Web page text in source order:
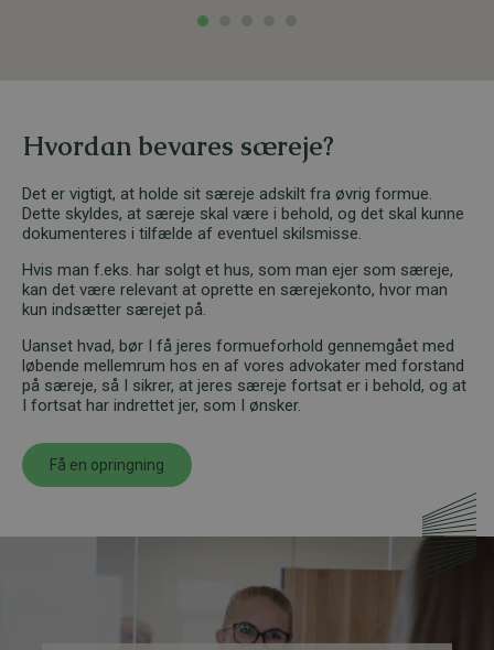
Hvordan bevares særeje?
Det er vigtigt, at holde sit særeje adskilt fra øvrig formue.
Dette skyldes, at særeje skal være i behold, og det skal kunne
dokumenteres i tilfælde af eventuel skilsmisse.
Hvis man f.eks. har solgt et hus, som man ejer som særeje,
kan det være relevant at oprette en særejekonto, hvor man
kun indsætter særejet på.
Uanset hvad, bør I få jeres formueforhold gennemgået med
løbende mellemrum hos en af vores advokater med forstand
på særeje, så I sikrer, at jeres særeje fortsat er i behold, og at
I fortsat har indrettet jer, som I ønsker.
Få en opringning